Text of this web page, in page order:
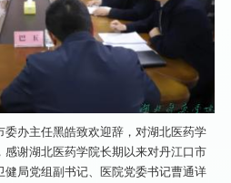
办主任黑皓致欢迎辞，对湖北医药学
谢湖北医药学院长期以来对丹江口市
局党组副书记、医院党委书记曹通详